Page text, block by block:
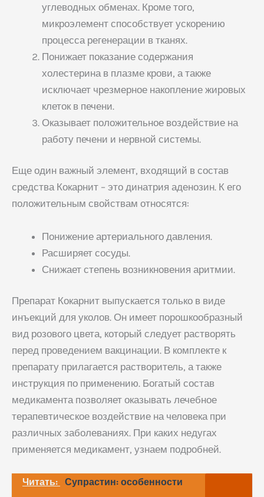
углеводных обменах. Кроме того,
микроэлемент способствует ускорению
процесса регенерации в тканях.
Понижает показание содержания
холестерина в плазме крови, а также
исключает чрезмерное накопление жировых
клеток в печени.
Оказывает положительное воздействие на
работу печени и нервной системы.
Еще один важный элемент, входящий в состав
средства Кокарнит – это динатрия аденозин. К его
положительным свойствам относятся:
Понижение артериального давления.
Расширяет сосуды.
Снижает степень возникновения аритмии.
Препарат Кокарнит выпускается только в виде
инъекций для уколов. Он имеет порошкообразный
вид розового цвета, который следует растворять
перед проведением вакцинации. В комплекте к
препарату прилагается растворитель, а также
инструкция по применению. Богатый состав
медикамента позволяет оказывать лечебное
терапевтическое воздействие на человека при
различных заболеваниях. При каких недугах
применяется медикамент, узнаем подробней.
Читать:
Супрастин: особенности